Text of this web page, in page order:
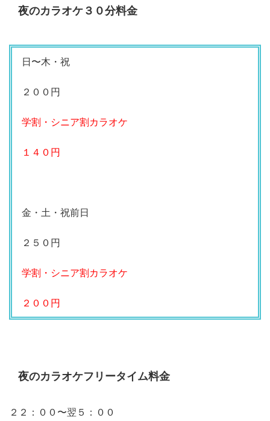
夜のカラオケ３０分料金
日〜木・祝
２００円
学割・シニア割カラオケ
１４０円
金・土・祝前日
２５０円
学割・シニア割カラオケ
２００円
夜のカラオケフリータイム料金
２２：００〜翌５：００